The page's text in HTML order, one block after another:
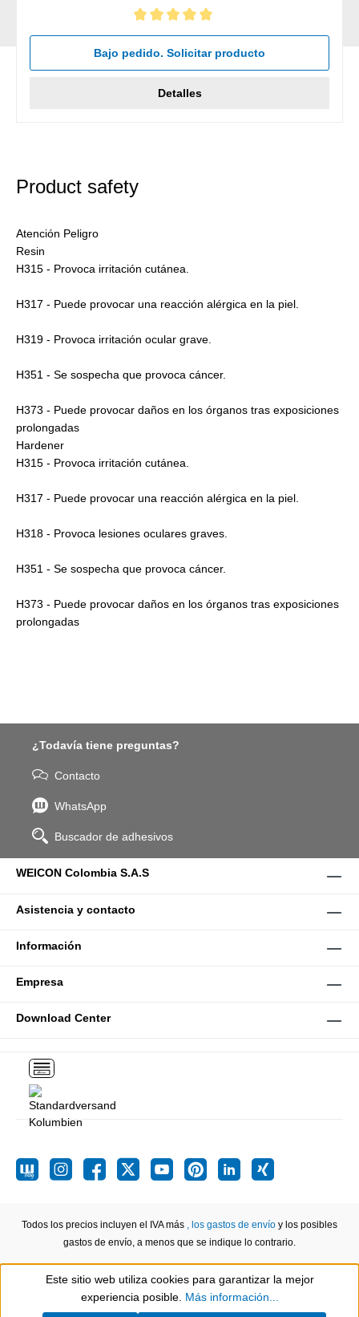
Calificación promedio de 5 de 5 estrellas
Bajo pedido. Solicitar producto
Detalles
Product safety
Atención Peligro
Resin
H315 - Provoca irritación cutánea.
H317 - Puede provocar una reacción alérgica en la piel.
H319 - Provoca irritación ocular grave.
H351 - Se sospecha que provoca cáncer.
H373 - Puede provocar daños en los órganos tras exposiciones
prolongadas
Hardener
H315 - Provoca irritación cutánea.
H317 - Puede provocar una reacción alérgica en la piel.
H318 - Provoca lesiones oculares graves.
H351 - Se sospecha que provoca cáncer.
H373 - Puede provocar daños en los órganos tras exposiciones
prolongadas
¿Todavía tiene preguntas?
Contacto
WhatsApp
Buscador de adhesivos
WEICON Colombia S.A.S
Asistencia y contacto
Información
Empresa
Download Center
Todos los precios incluyen el IVA más , los gastos de envío y los posibles
gastos de envío, a menos que se indique lo contrario.
Show toolbar
Este sitio web utiliza cookies para garantizar la mejor
experiencia posible. Más información...